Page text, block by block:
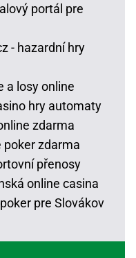
portál pre
- hazardní hry
a losy online
hry automaty
zdarma
poker zdarma
přenosy
online casina
pre Slovákov